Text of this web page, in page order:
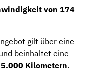
von 174
gilt über eine
und beinhaltet eine
5.000 Kilometern.